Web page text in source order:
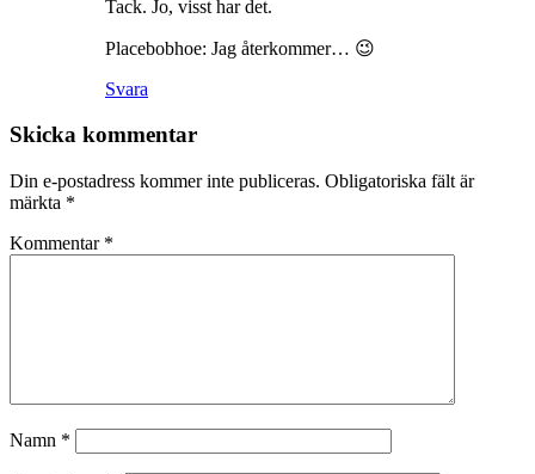
Tack. Jo, visst har det.
Placebobhoe: Jag återkommer… 😉
Svara
Skicka kommentar
Din e-postadress kommer inte publiceras. Obligatoriska fält är
märkta *
Kommentar *
Namn *